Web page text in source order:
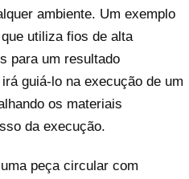
ambiente. Um exemplo
utiliza fios de alta
para um resultado
guiá-lo na execução de um
os materiais
da execução.
peça circular com